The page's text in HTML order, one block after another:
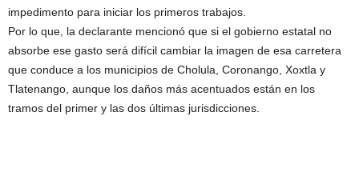
impedimento para iniciar los primeros trabajos.
Por lo que, la declarante mencionó que si el gobierno estatal no
absorbe ese gasto será difícil cambiar la imagen de esa carretera
que conduce a los municipios de Cholula, Coronango, Xoxtla y
Tlatenango, aunque los daños más acentuados están en los
tramos del primer y las dos últimas jurisdicciones.